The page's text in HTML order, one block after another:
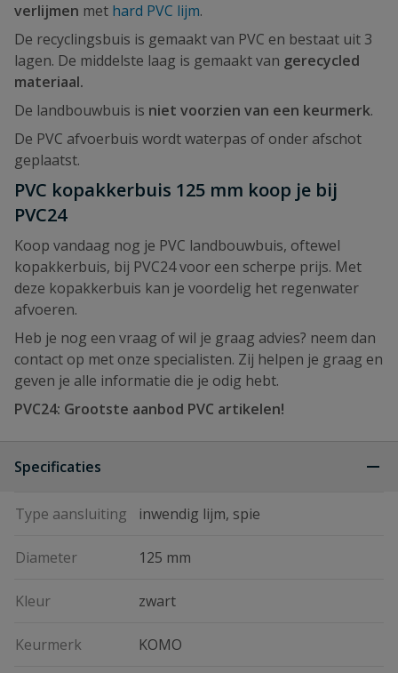
verlijmen met hard PVC lijm.
De recyclingsbuis is gemaakt van PVC en bestaat uit 3
lagen. De middelste laag is gemaakt van gerecycled
materiaal.
De landbouwbuis is niet voorzien van een keurmerk.
De PVC afvoerbuis wordt waterpas of onder afschot
geplaatst.
PVC kopakkerbuis 125 mm koop je bij
PVC24
Koop vandaag nog je PVC landbouwbuis, oftewel
kopakkerbuis, bij PVC24 voor een scherpe prijs. Met
deze kopakkerbuis kan je voordelig het regenwater
afvoeren.
Heb je nog een vraag of wil je graag advies? neem dan
contact op met onze specialisten. Zij helpen je graag en
geven je alle informatie die je odig hebt.
PVC24: Grootste aanbod PVC artikelen!
Specificaties
Type aansluiting inwendig lijm, spie
Diameter 125 mm
Kleur zwart
Keurmerk KOMO